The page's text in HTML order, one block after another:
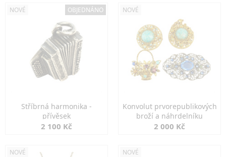
NOVÉ OBJEDNÁNO
Stříbrná harmonika -
přívěsek
2 100 Kč
NOVÉ
Konvolut prvorepublikových
broží a náhrdelníku
2 000 Kč
NOVÉ NOVÉ